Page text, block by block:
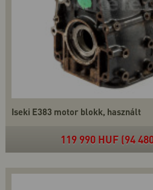
Iseki E383 motor blokk, használt
119 990 HUF (94